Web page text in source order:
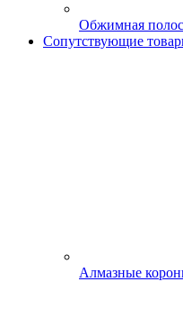
Обжимная
Сопутствующие
Алмазные